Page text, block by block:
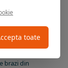
naturali : apa
naturale
brazi din
toate